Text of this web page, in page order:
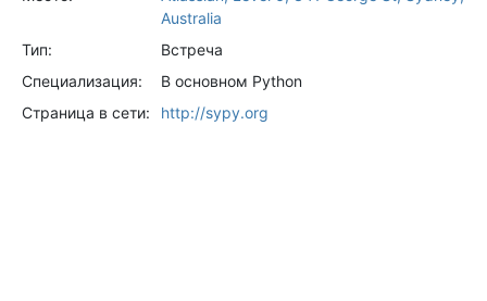
Australia
Тип:
Встреча
Специализация:
В основном Python
Страница в сети:
http://sypy.org